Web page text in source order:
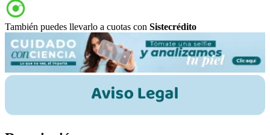
También puedes llevarlo a cuotas con Sistecrédito